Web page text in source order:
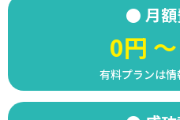
● 月
0円
有料プランは